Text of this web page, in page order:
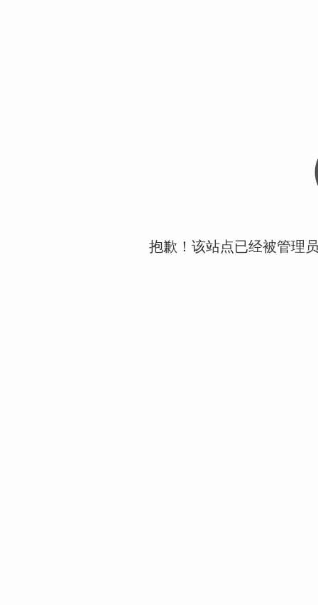
抱歉！该站点已经被管理